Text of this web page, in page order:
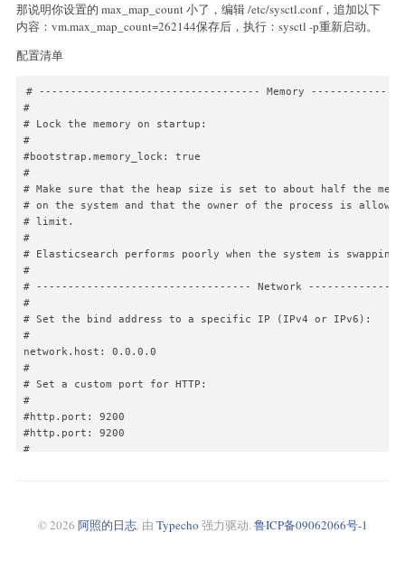
那说明你设置的 max_map_count 小了，编辑 /etc/sysctl.conf，追加以下
内容：vm.max_map_count=262144保存后，执行：sysctl -p重新启动。
配置清单
# ----------------------------------- Memory
#
# Lock the memory on startup:
#
#bootstrap.memory_lock: true
#
# Make sure that the heap size is set to about half the
# on the system and that the owner of the process is
# limit.
#
# Elasticsearch performs poorly when the system is swapping
#
# ---------------------------------- Network
#
# Set the bind address to a specific IP (IPv4 or IPv6):
#
network.host: 0.0.0.0
#
# Set a custom port for HTTP:
#
#http.port: 9200
#http.port: 9200
#
# Pass an initial list of hosts to perform discovery when
© 2026 阿照的日志. 由 Typecho 强力驱动. 鲁ICP备09062066号-1